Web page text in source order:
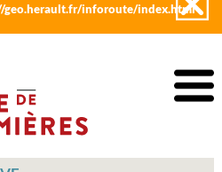
geo.herault.fr/inforoute/index.html